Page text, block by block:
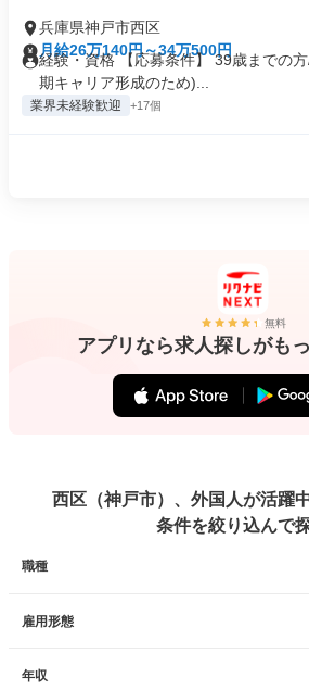
兵庫県神戸市西区
月給26万140円～34万500円
経験・資格 【応募条件】 39歳までの
期キャリア形成のため)...
業界未経験歓迎 +17個
無料
アプリなら求人探しがも
西区（神戸市）、外国人が活躍
条件を絞り込んで
職種
雇用形態
年収